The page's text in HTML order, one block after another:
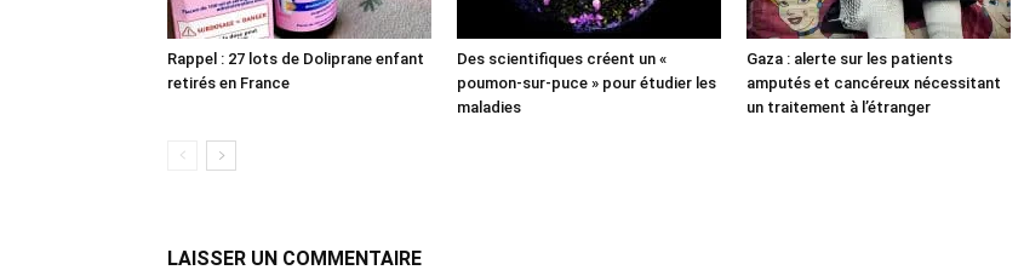
Rappel : 27 lots de Doliprane enfant
retirés en France
Des scientifiques créent un «
poumon-sur-puce » pour étudier les
maladies
Gaza : alerte sur les patients
amputés et cancéreux nécessitant
un traitement à l’étranger
LAISSER UN COMMENTAIRE